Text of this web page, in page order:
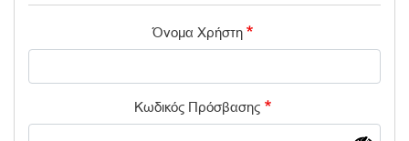
Όνομα Χρήστη
Κωδικός Πρόσβασης